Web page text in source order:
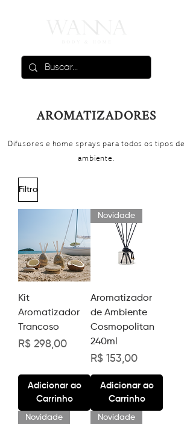
AROMATIZADORES
Difusores e home sprays para todos os tipos de
ambiente.
Filtro
Kit
Aromatizador
Trancoso
Preço
R$ 298,00
Adicionar ao
Carrinho
Novidade
Aromatizador
de Ambiente
Cosmopolitan
240ml
Preço
R$ 153,00
Adicionar ao
Carrinho
Novidade Novidade